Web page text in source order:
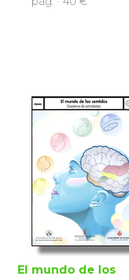
El mundo de los